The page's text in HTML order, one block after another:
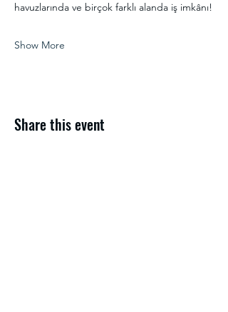
havuzlarında ve birçok farklı alanda iş imkânı!
Show More
Share this event